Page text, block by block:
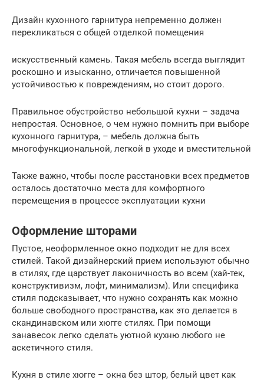
Дизайн кухонного гарнитура непременно должен
перекликаться с общей отделкой помещения
искусственный камень. Такая мебель всегда выглядит
роскошно и изысканно, отличается повышенной
устойчивостью к повреждениям, но стоит дорого.
Правильное обустройство небольшой кухни – задача
непростая. Основное, о чем нужно помнить при выборе
кухонного гарнитура, – мебель должна быть
многофункциональной, легкой в уходе и вместительной
Также важно, чтобы после расстановки всех предметов
осталось достаточно места для комфортного
перемещения в процессе эксплуатации кухни
Оформление шторами
Пустое, неоформленное окно подходит не для всех
стилей. Такой дизайнерский прием используют обычно
в стилях, где царствует лаконичность во всем (хай-тек,
конструктивизм, лофт, минимализм). Или специфика
стиля подсказывает, что нужно сохранять как можно
больше свободного пространства, как это делается в
скандинавском или хюгге стилях. При помощи
занавесок легко сделать уютной кухню любого не
аскетичного стиля.
Кухня в стиле хюгге – окна без штор, белый цвет как